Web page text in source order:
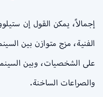
إجمالاً، يمكن القول إن
الفنية، مزج متوازن بين
على الشخصيات، وبين
والصراعات الساخنة.